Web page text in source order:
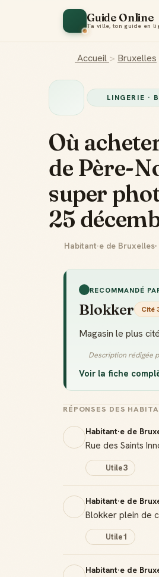
Guide Online
Ta ville, ton guide en
Accueil > Bruxelles
LINGERIE ·
Où
de Père-
super
25
Habitant·e de Bruxelles
RECOMMANDÉ
Blokker Cité
Magasin le plus
Description rédigée
Voir la fiche
RÉPONSES DES
Habitant·e de
Rue des Saints
Utile3
Habitant·e de
Blokker plein de
Utile1
Habitant·e de